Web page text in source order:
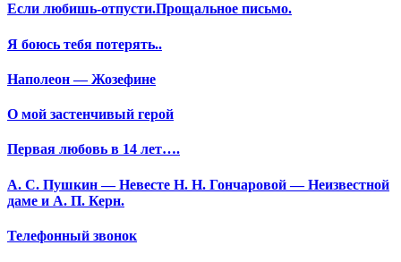
Если любишь-отпусти.Прощальное письмо.
Я боюсь тебя потерять..
Наполеон — Жозефине
О мой застенчивый герой
Первая любовь в 14 лет….
А. С. Пушкин — Невесте Н. Н. Гончаровой — Неизвестной
даме и А. П. Керн.
Телефонный звонок